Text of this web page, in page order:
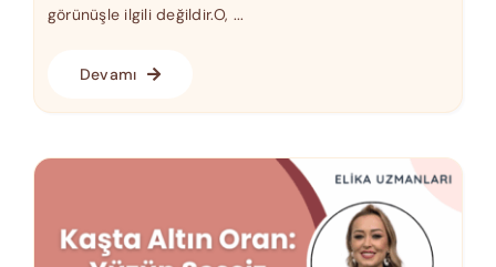
görünüşle ilgili değildir.O, ...
Devamı